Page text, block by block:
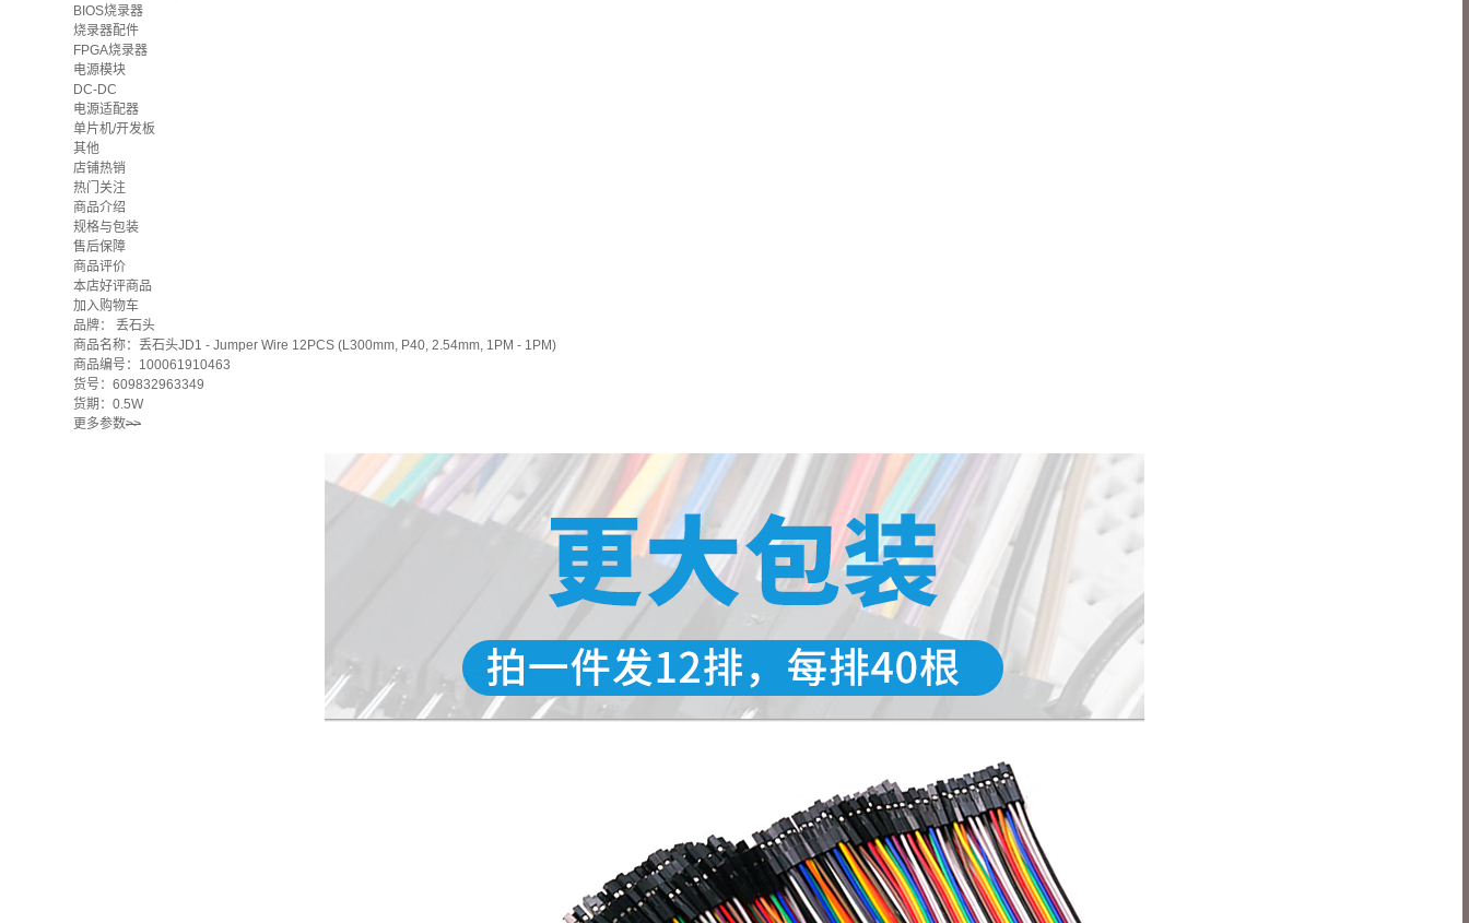
BIOS烧录器
烧录器配件
FPGA烧录器
电源模块
DC-DC
电源适配器
单片机/开发板
其他
店铺热销
热门关注
商品介绍
规格与包装
售后保障
商品评价
本店好评商品
加入购物车
品牌： 丢石头
商品名称：丢石头JD1 - Jumper Wire 12PCS (L300mm, P40, 2.54mm, 1PM - 1PM)
商品编号：100061910463
货号：609832963349
货期：0.5W
更多参数>>